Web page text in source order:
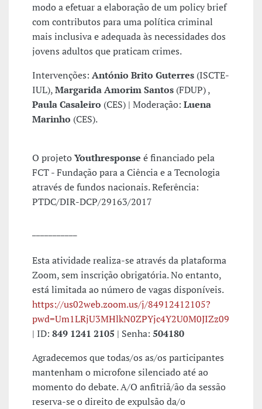
modo a efetuar a elaboração de um policy brief
com contributos para uma política criminal
mais inclusiva e adequada às necessidades dos
jovens adultos que praticam crimes.
Intervenções: António Brito Guterres (ISCTE-
IUL),Margarida Amorim Santos (FDUP) ,
Paula Casaleiro (CES) | Moderação: Luena
Marinho (CES).
O projetoYouthresponse é financiado pela
FCT - Fundação para a Ciência e a Tecnologia
através de fundos nacionais. Referência:
PTDC/DIR-DCP/29163/2017
Esta atividade realiza-se através da plataforma
Zoom, sem inscrição obrigatória. No entanto,
está limitada ao número de vagas disponíveis.
https://us02web.zoom.us/j/84912412105?
pwd=Um1LRjU3MHlkN0ZPYjc4Y2U0M0JIZz09
| ID: 849 1241 2105 | Senha: 504180
Agradecemos que todas/os as/os participantes
mantenham o microfone silenciado até ao
momento do debate. A/O anfitriã/ão da sessão
reserva-se o direito de expulsão da/o